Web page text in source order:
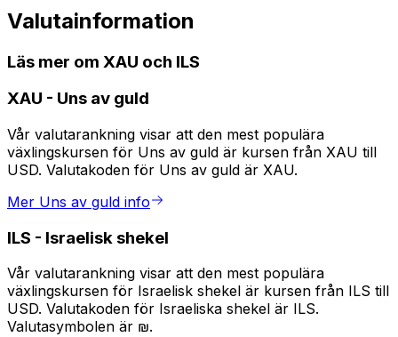
Valutainformation
Läs mer om XAU och ILS
XAU - Uns av guld
Vår valutarankning visar att den mest populära
växlingskursen för Uns av guld är kursen från XAU till
USD. Valutakoden för Uns av guld är XAU.
Mer Uns av guld info
ILS - Israelisk shekel
Vår valutarankning visar att den mest populära
växlingskursen för Israelisk shekel är kursen från ILS till
USD. Valutakoden för Israeliska shekel är ILS.
Valutasymbolen är ₪.